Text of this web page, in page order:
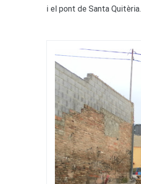
i el pont de Santa Quitèria.